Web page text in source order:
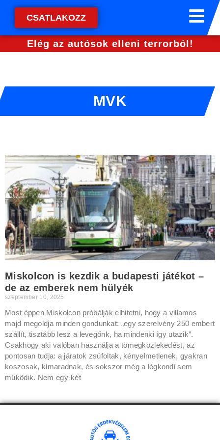
CSATLAKOZZ
Elég az autósok elleni terrorból!
MVK
Miskolcon is kezdik a budapesti játékot –
de az emberek nem hülyék
szeptember 10, 2025
Most éppen Miskolcon próbálják elhitetni, hogy a villamos
majd megoldja minden gondunkat: „egy szerelvény 250 embert
szállít, tisztább lesz a levegőnk, ha mindenki így utazik”.
Csakhogy aki valóban használja a tömegközlekedést, az
pontosan tudja: a járatok zsúfoltak, kényelmetlenek, gyakran
koszosak, kimaradnak, és sokszor még a légkondi sem
működik. Nem egy-két